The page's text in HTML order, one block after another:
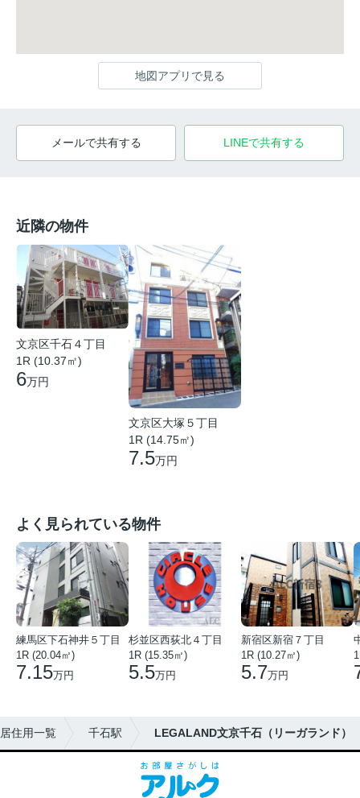
地図アプリで見る
メールで共有する LINEで共有する
近隣の物件
文京区千石４丁目
1R (10.37㎡)
6万円
文京区大塚５丁目
1R (14.75㎡)
7.5万円
よく見られている物件
練馬区下石神井５丁目
1R (20.04㎡)
7.15万円
杉並区西荻北４丁目
1R (15.35㎡)
5.5万円
新宿区新宿７丁目
1R (10.27㎡)
5.7万円
住用一覧 千石駅 LEGALAND文京千石（リーガランド）